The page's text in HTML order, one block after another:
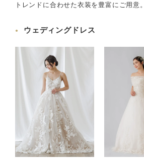
トレンドに合わせた衣装を豊富にご用意。
ウェディングドレス